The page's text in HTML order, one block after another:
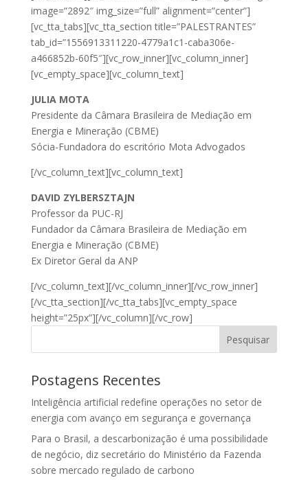
image=”2892″ img_size=”full” alignment=”center”]
[vc_tta_tabs][vc_tta_section title=”PALESTRANTES”
tab_id=”1556913311220-4779a1c1-caba306e-
a466852b-60f5″][vc_row_inner][vc_column_inner]
[vc_empty_space][vc_column_text]
JULIA MOTA
Presidente da Câmara Brasileira de Mediação em
Energia e Mineração (CBME)
Sócia-Fundadora do escritório Mota Advogados
[/vc_column_text][vc_column_text]
DAVID ZYLBERSZTAJN
Professor da PUC-RJ
Fundador da Câmara Brasileira de Mediação em
Energia e Mineração (CBME)
Ex Diretor Geral da ANP
[/vc_column_text][/vc_column_inner][/vc_row_inner]
[/vc_tta_section][/vc_tta_tabs][vc_empty_space
height=”25px”][/vc_column][/vc_row]
Pesquisar
Postagens Recentes
Inteligência artificial redefine operações no setor de
energia com avanço em segurança e governança
Para o Brasil, a descarbonização é uma possibilidade
de negócio, diz secretário do Ministério da Fazenda
sobre mercado regulado de carbono